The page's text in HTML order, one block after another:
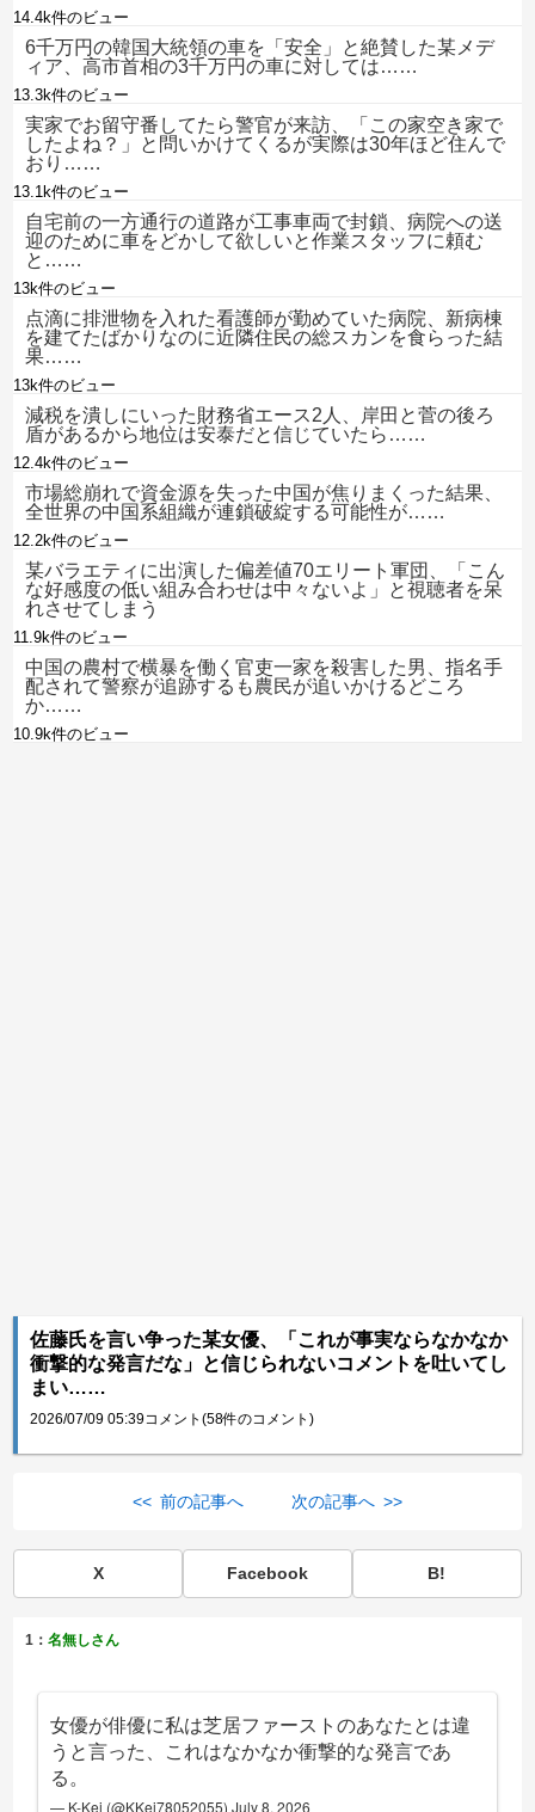
14.4k件のビュー
6千万円の韓国大統領の車を「安全」と絶賛した某メデ
ィア、高市首相の3千万円の車に対しては……
13.3k件のビュー
実家でお留守番してたら警官が来訪、「この家空き家で
したよね？」と問いかけてくるが実際は30年ほど住んで
おり……
13.1k件のビュー
自宅前の一方通行の道路が工事車両で封鎖、病院への送
迎のために車をどかして欲しいと作業スタッフに頼む
と……
13k件のビュー
点滴に排泄物を入れた看護師が勤めていた病院、新病棟
を建てたばかりなのに近隣住民の総スカンを食らった結
果……
13k件のビュー
減税を潰しにいった財務省エース2人、岸田と菅の後ろ
盾があるから地位は安泰だと信じていたら……
12.4k件のビュー
市場総崩れで資金源を失った中国が焦りまくった結果、
全世界の中国系組織が連鎖破綻する可能性が……
12.2k件のビュー
某バラエティに出演した偏差値70エリート軍団、「こん
な好感度の低い組み合わせは中々ないよ」と視聴者を呆
れさせてしまう
11.9k件のビュー
中国の農村で横暴を働く官吏一家を殺害した男、指名手
配されて警察が追跡するも農民が追いかけるどころ
か……
10.9k件のビュー
佐藤氏を言い争った某女優、「これが事実ならなかなか
衝撃的な発言だな」と信じられないコメントを吐いてし
まい……
2026/07/09 05:39コメント(58件のコメント)
<< 前の記事へ 次の記事へ >>
X Facebook B!
1：名無しさん
女優が俳優に私は芝居ファーストのあなたとは違
うと言った、これはなかなか衝撃的な発言であ
る。
— K-Kei (@KKei78052055)July 8, 2026